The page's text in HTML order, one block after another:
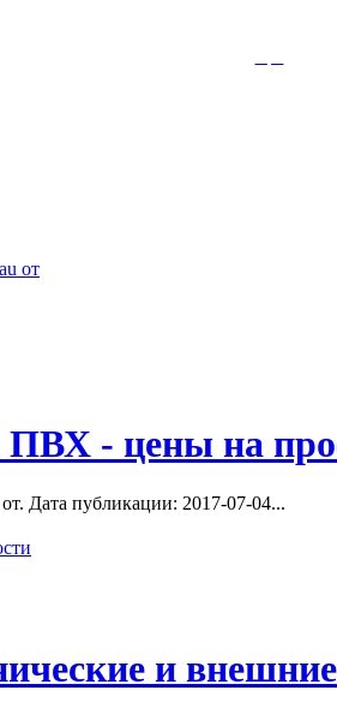
в строительстве. ...
- цены на
Дата публикации: 2017-07-04...
и